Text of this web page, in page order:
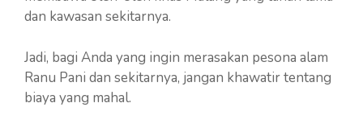
dan kawasan sekitarnya.
Jadi, bagi Anda yang ingin merasakan pesona alam
Ranu Pani dan sekitarnya, jangan khawatir tentang
biaya yang mahal.